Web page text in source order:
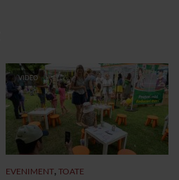
VIDEO
EVENIMENT, TOATE